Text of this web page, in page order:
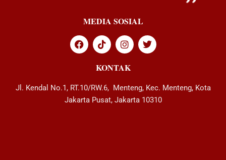
MEDIA SOSIAL
KONTAK
Jl. Kendal No.1, RT.10/RW.6, Menteng, Kec. Menteng, Kota
Jakarta Pusat, Jakarta 10310